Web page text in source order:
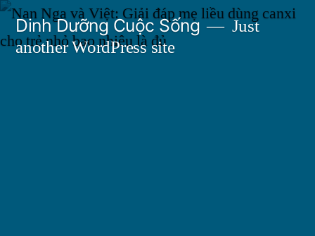
Skip
to
Dinh Dưỡng Cuộc Sống
Just
another WordPress site